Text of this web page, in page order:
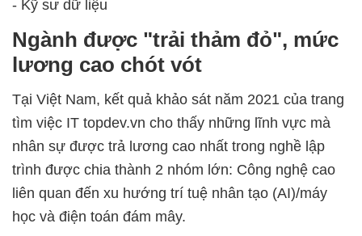
- Kỹ sư dữ liệu
Ngành được "trải thảm đỏ", mức
lương cao chót vót
Tại Việt Nam, kết quả khảo sát năm 2021 của trang
tìm việc IT topdev.vn cho thấy những lĩnh vực mà
nhân sự được trả lương cao nhất trong nghề lập
trình được chia thành 2 nhóm lớn: Công nghệ cao
liên quan đến xu hướng trí tuệ nhân tạo (AI)/máy
học và điện toán đám mây.